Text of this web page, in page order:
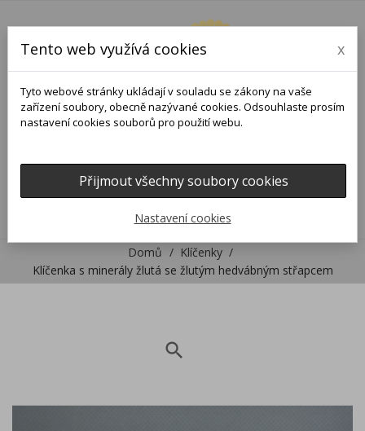
Domů
Klíčenky
Klíčenka s minerály žlutá se žlutým hedvábným střapcem
search
Tento web využívá cookies x
Tyto webové stránky ukládají v souladu se zákony na vaše
zařízení soubory, obecně nazývané cookies. Odsouhlaste prosím
nastavení cookies souborů pro použití webu.
Přijmout všechny soubory cookies
Nastavení cookies